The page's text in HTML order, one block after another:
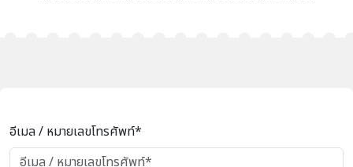
อีเมล / หมายเลขโทรศัพท์*